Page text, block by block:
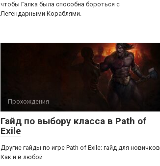
чтобы Галка была способна бороться с
Легендарными Кораблями.
Прохождения
Гайд по выбору класса в Path of
Exile
Другие гайды по игре Path of Exile: гайд для новичков
Как и в любой